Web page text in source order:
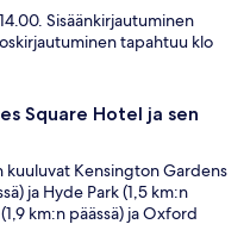
Sisäänkirjautuminen
tapahtuu klo
Square Hotel ja sen
Kensington Gardens
ja Hyde Park (1,5 km:n
km:n päässä) ja Oxford